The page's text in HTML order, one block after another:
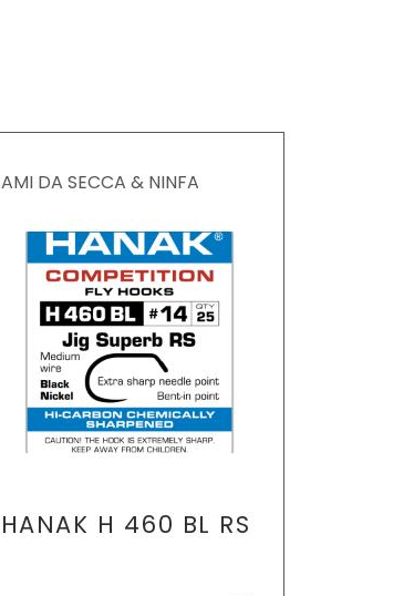
AMI DA SECCA & NINFA
HANAK H 460 BL RS